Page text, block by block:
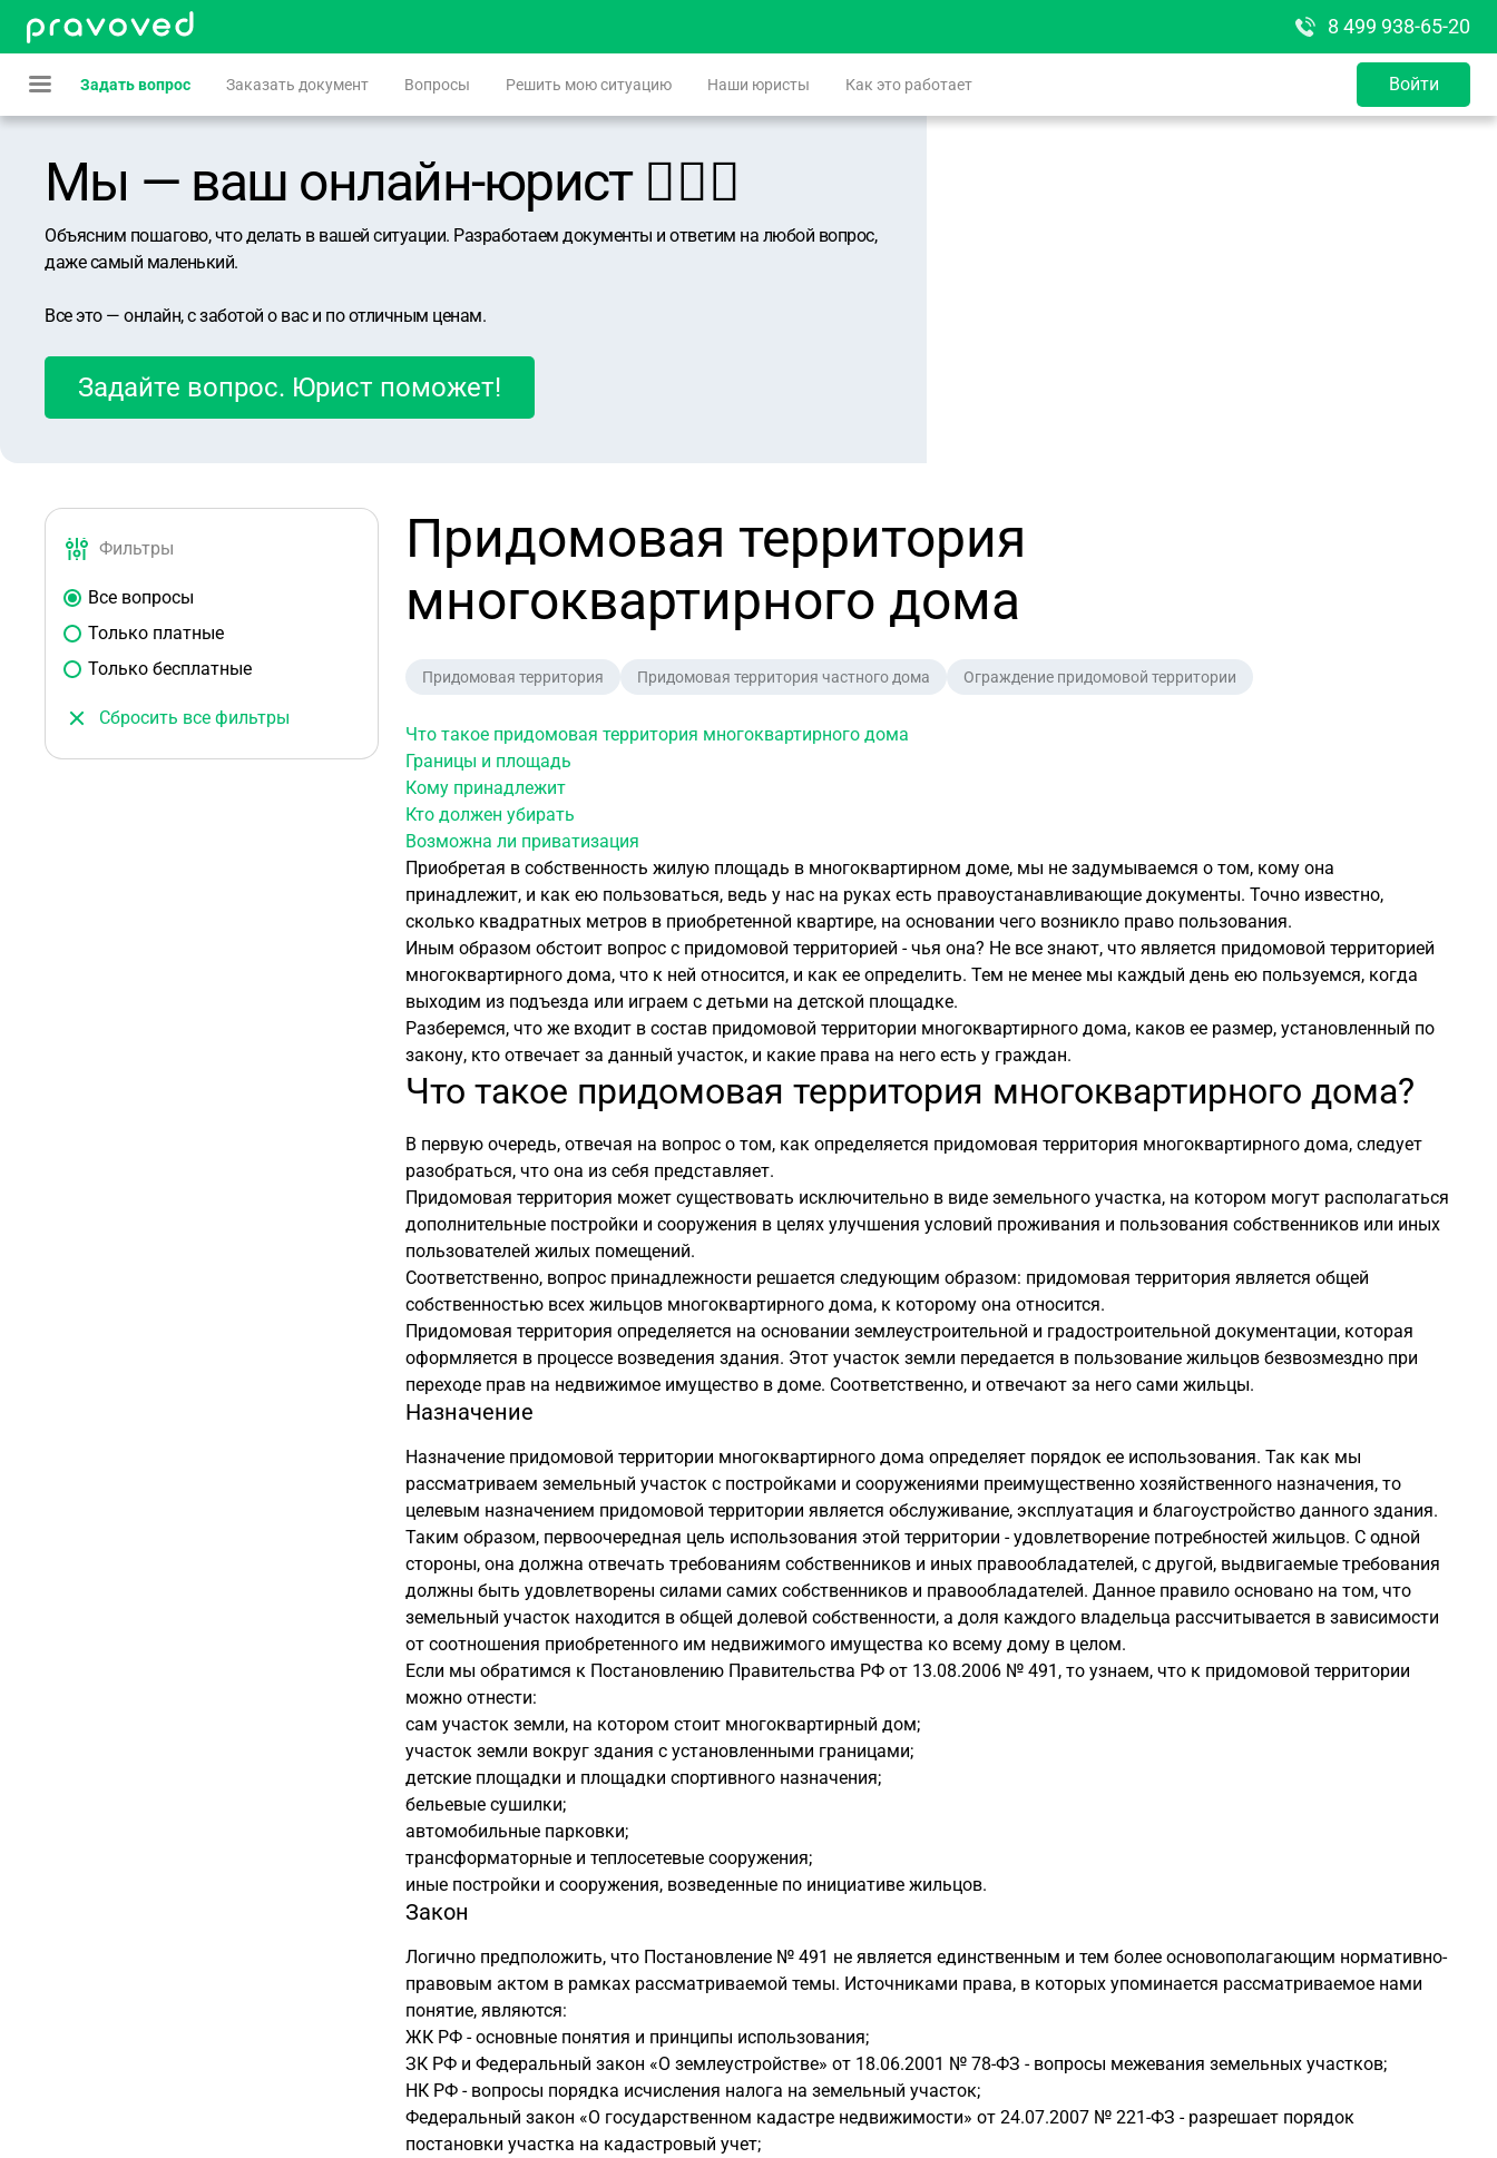
8 499 938-65-20
Задать вопрос Заказать документ Вопросы Решить мою ситуацию Наши юристы Как это работает Войти
Мы — ваш онлайн-юрист 👨🏻‍⚖️
Объясним пошагово, что делать в вашей ситуации. Разработаем документы и ответим на любой вопрос,
даже самый маленький.
Все это — онлайн, с заботой о вас и по отличным ценам.
Задайте вопрос. Юрист поможет!
Фильтры
Все вопросы
Только платные
Только бесплатные
Сбросить все фильтры
Придомовая территория
многоквартирного дома
Придомовая территория Придомовая территория частного дома Ограждение придомовой территории
Что такое придомовая территория многоквартирного дома
Границы и площадь
Кому принадлежит
Кто должен убирать
Возможна ли приватизация
Приобретая в собственность жилую площадь в многоквартирном доме, мы не задумываемся о том, кому она
принадлежит, и как ею пользоваться, ведь у нас на руках есть правоустанавливающие документы. Точно известно,
сколько квадратных метров в приобретенной квартире, на основании чего возникло право пользования.
Иным образом обстоит вопрос с придомовой территорией - чья она? Не все знают, что является придомовой территорией
многоквартирного дома, что к ней относится, и как ее определить. Тем не менее мы каждый день ею пользуемся, когда
выходим из подъезда или играем с детьми на детской площадке.
Разберемся, что же входит в состав придомовой территории многоквартирного дома, каков ее размер, установленный по
закону, кто отвечает за данный участок, и какие права на него есть у граждан.
Что такое придомовая территория многоквартирного дома?
В первую очередь, отвечая на вопрос о том, как определяется придомовая территория многоквартирного дома, следует
разобраться, что она из себя представляет.
Придомовая территория может существовать исключительно в виде земельного участка, на котором могут располагаться
дополнительные постройки и сооружения в целях улучшения условий проживания и пользования собственников или иных
пользователей жилых помещений.
Соответственно, вопрос принадлежности решается следующим образом: придомовая территория является общей
собственностью всех жильцов многоквартирного дома, к которому она относится.
Придомовая территория определяется на основании землеустроительной и градостроительной документации, которая
оформляется в процессе возведения здания. Этот участок земли передается в пользование жильцов безвозмездно при
переходе прав на недвижимое имущество в доме. Соответственно, и отвечают за него сами жильцы.
Назначение
Назначение придомовой территории многоквартирного дома определяет порядок ее использования. Так как мы
рассматриваем земельный участок с постройками и сооружениями преимущественно хозяйственного назначения, то
целевым назначением придомовой территории является обслуживание, эксплуатация и благоустройство данного здания.
Таким образом, первоочередная цель использования этой территории - удовлетворение потребностей жильцов. С одной
стороны, она должна отвечать требованиям собственников и иных правообладателей, с другой, выдвигаемые требования
должны быть удовлетворены силами самих собственников и правообладателей. Данное правило основано на том, что
земельный участок находится в общей долевой собственности, а доля каждого владельца рассчитывается в зависимости
от соотношения приобретенного им недвижимого имущества ко всему дому в целом.
Если мы обратимся к Постановлению Правительства РФ от 13.08.2006 № 491, то узнаем, что к придомовой территории
можно отнести:
сам участок земли, на котором стоит многоквартирный дом;
участок земли вокруг здания с установленными границами;
детские площадки и площадки спортивного назначения;
бельевые сушилки;
автомобильные парковки;
трансформаторные и теплосетевые сооружения;
иные постройки и сооружения, возведенные по инициативе жильцов.
Закон
Логично предположить, что Постановление № 491 не является единственным и тем более основополагающим нормативно-
правовым актом в рамках рассматриваемой темы. Источниками права, в которых упоминается рассматриваемое нами
понятие, являются:
ЖК РФ - основные понятия и принципы использования;
ЗК РФ и Федеральный закон «О землеустройстве» от 18.06.2001 № 78-ФЗ - вопросы межевания земельных участков;
НК РФ - вопросы порядка исчисления налога на земельный участок;
Федеральный закон «О государственном кадастре недвижимости» от 24.07.2007 № 221-ФЗ - разрешает порядок
постановки участка на кадастровый учет;